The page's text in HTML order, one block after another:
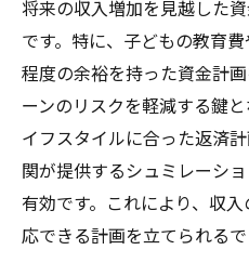
将来の収入増加を見越した
です。特に、子どもの教育
程度の余裕を持った資金計
ーンのリスクを軽減する鍵
イフスタイルに合った返済
関が提供するシュミレーシ
有効です。これにより、収
応できる計画を立てられるで